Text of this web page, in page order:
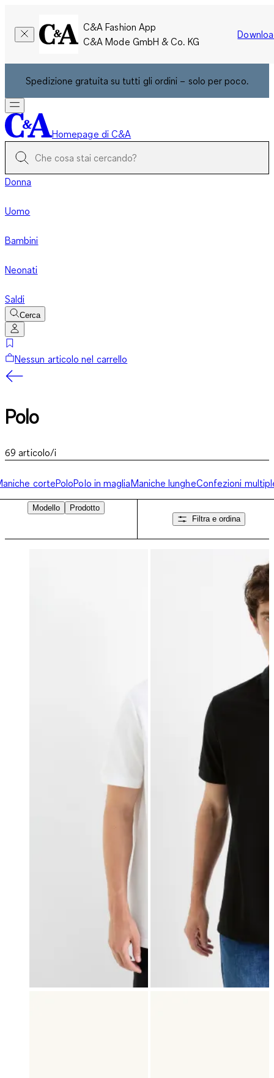
C&A Fashion App
C&A Mode GmbH & Co. KG
Spedizione gratuita su tutti gli ordini – solo per poco.
Homepage di C&A
Donna
Uomo
Bambini
Neonati
Saldi
Cerca
Nessun articolo nel carrello
Polo
69 articolo/i
cortePoloPolo in magliaManiche lungheConfezioni
Modello
Prodotto
Filtra e ordina